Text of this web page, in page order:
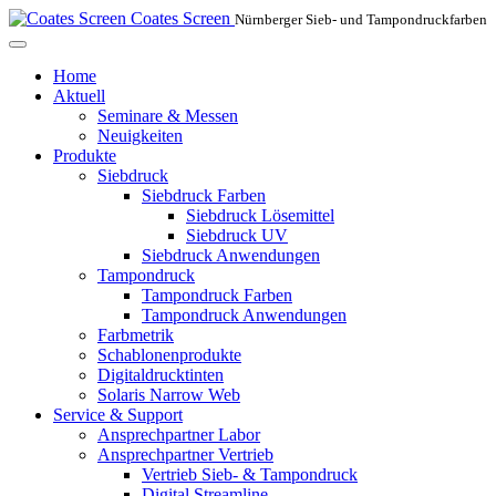
Coates Screen Nürnberger Sieb- und Tampondruckfarben
Home
Aktuell
Seminare & Messen
Neuigkeiten
Produkte
Siebdruck
Siebdruck Farben
Siebdruck Lösemittel
Siebdruck UV
Siebdruck Anwendungen
Tampondruck
Tampondruck Farben
Tampondruck Anwendungen
Farbmetrik
Schablonenprodukte
Digitaldrucktinten
Solaris Narrow Web
Service & Support
Ansprechpartner Labor
Ansprechpartner Vertrieb
Vertrieb Sieb- & Tampondruck